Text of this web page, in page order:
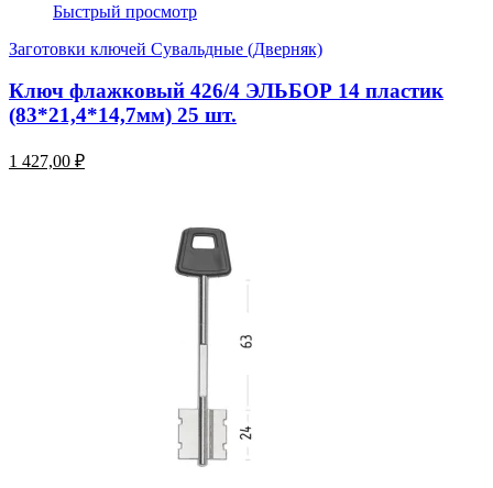
Быстрый просмотр
Заготовки ключей Сувальдные (Дверняк)
Ключ флажковый 426/4 ЭЛЬБОР 14 пластик
(83*21,4*14,7мм) 25 шт.
1 427,00 ₽